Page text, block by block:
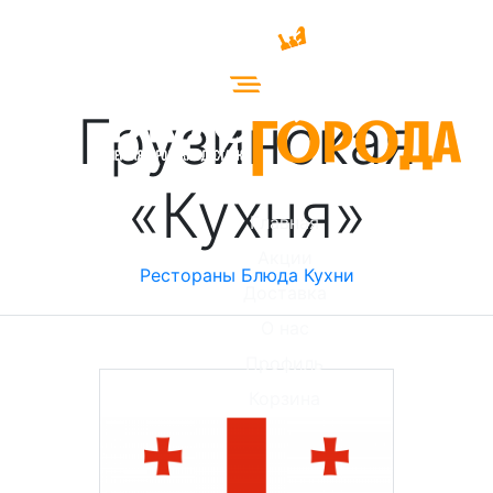
Главная
Доставка
Профиль
Грузинская
«Кухня»
Рестораны Блюда Кухни